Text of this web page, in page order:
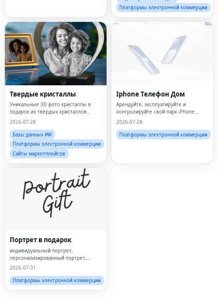
Платформы электронной коммерции
Твердые кристаллы
Уникальные 3D фото кристаллы в
подарок из твердых кристаллов
Персонализированные 3D
кристаллы из Великобритании
2026-07-28
Базы данных ИИ
Платформы электронной коммерции
Сайты маркетплейсов
Iphone Телефон Дом
Арендуйте, эксплуатируйте и
контролируйте свой парк iPhone
посредством прямого доступа к
2026-07-28
Платформы электронной коммерции
Портрет в подарок
индивидуальный портрет,
персонализированный портрет,
индивидуальный портрет по
подарок, индивидуальная печать на
холсте, портрет по фотографии,
2026-07-31
Платформы электронной коммерции